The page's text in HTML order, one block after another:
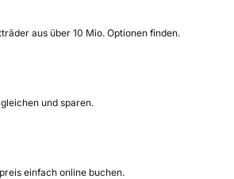
aus über 10 Mio. Optionen finden.
und sparen.
einfach online buchen.